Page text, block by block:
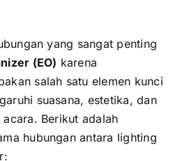
yang sangat penting
(EO) karena
salah satu elemen kunci
suasana, estetika, dan
acara. Berikut adalah
hubungan antara lighting